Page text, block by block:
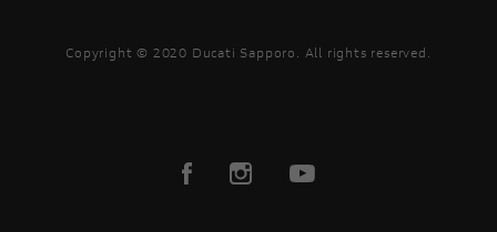
Copyright © 2020 Ducati Sapporo. All rights reserved.